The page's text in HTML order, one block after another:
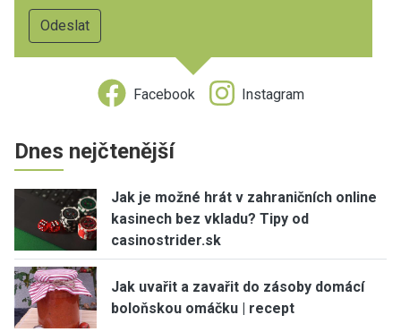
Facebook Instagram
Dnes nejčtenější
Jak je možné hrát v zahraničních online
kasinech bez vkladu? Tipy od
casinostrider.sk
Jak uvařit a zavařit do zásoby domácí
boloňskou omáčku | recept